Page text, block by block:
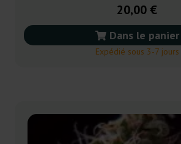
20,00 €
Dans le panier
Expédié sous 3-7 jours